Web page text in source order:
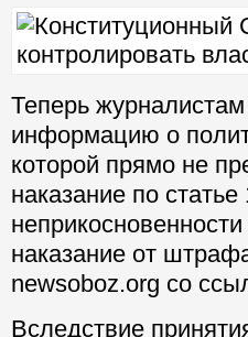
Теперь
информацию о
которой прямо не
наказание по
наказание от
newsoboz.org со
Вследствие